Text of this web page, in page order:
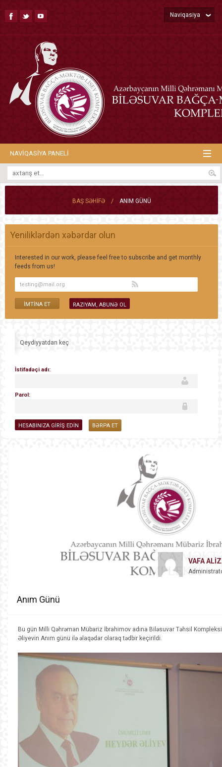
Naviqasiya
NAVIQASIYA PANELI
BAŞ SƏHIFƏ / ANIM GÜNÜ
Yeniliklərdən xəbərdar olun
Interested in our work, please feel free to subscribe and get monthly
feeds from us!
Qeydiyyatdan keç
İstifadəçi adı:
Parol:
BƏRPA ET
VAFA
Anım Günü
Bu gün Milli Qəhrəman Mübariz İbrahimov adına Biləsuvar Təhsil
Əliyevin Anım günü ilə əlaqədar olaraq tədbir keçirildi.